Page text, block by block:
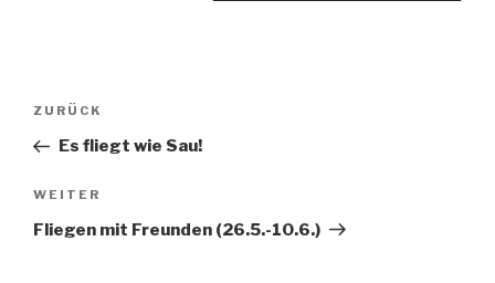
Beitragsnavigation
Vorheriger
Beitrag
ZURÜCK
Es fliegt wie Sau!
Nächster
Beitrag
WEITER
Fliegen mit Freunden (26.5.-10.6.)